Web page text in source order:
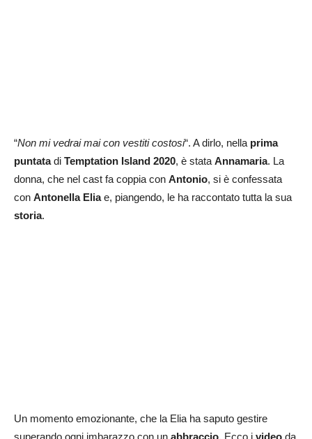
“Non mi vedrai mai con vestiti costosi“. A dirlo, nella prima
puntatadi Temptation Island 2020, è stataAnnamaria. La
donna, che nel cast fa coppia con Antonio, si è confessata
con Antonella Eliae, piangendo, le ha raccontato tutta la sua
storia.
Un momento emozionante, che la Elia ha saputo gestire
superando ogni imbarazzo con un abbraccio. Ecco i video da